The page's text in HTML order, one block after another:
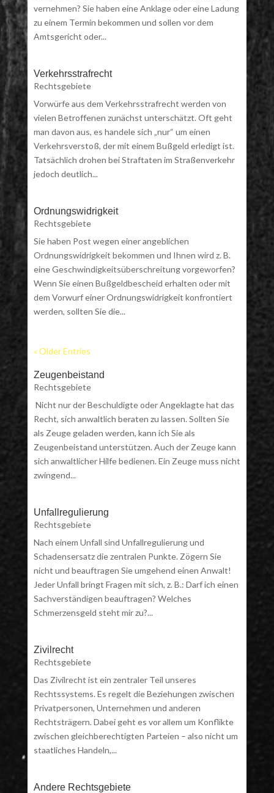
vernehmen? Sie haben eine Anklage oder eine Ladung
zu einem Termin bekommen und sollen vor dem
Amtsgericht oder...
Verkehrsstrafrecht
Rechtsgebiete
Vorwürfe aus dem Verkehrsstrafrecht werden von
vielen Betroffenen zunächst unterschätzt. Oft geht
man davon aus, es handele sich „nur“ um einen
Verkehrsverstoß, der mit einem Bußgeld erledigt ist.
Tatsächlich drohen bei Straftaten im Straßenverkehr
jedoch deutlich...
Ordnungswidrigkeit
Rechtsgebiete
Sie haben Post wegen einer angeblichen
Ordnungswidrigkeit bekommen und Ihnen wird z. B.
eine Geschwindigkeitsüberschreitung vorgeworfen?
Wenn Sie einen Bußgeldbescheid erhalten oder mit
dem Vorwurf einer Ordnungswidrigkeit konfrontiert
werden, sollten Sie die...
« Older Entries
Zeugenbeistand
Rechtsgebiete
Nicht nur der Beschuldigte oder Angeklagte hat das
Recht, sich anwaltlich beraten zu lassen. Sollten Sie
als Zeuge geladen werden, kann ich Sie als
Zeugenbeistand unterstützen. Auch der Zeuge kann
sich anwaltlicher Hilfe bedienen. Ein Zeuge muss nicht
zwingend...
Unfallregulierung
Rechtsgebiete
Nach einem Unfall sind Unfallregulierung und
Schadensersatz die zentralen Punkte. Zögern Sie
nicht und beauftragen Sie umgehend einen Anwalt!
Jeder Unfall bringt Fragen mit sich, z. B.: Darf ich einen
Sachverständigen beauftragen? Welches
Schmerzensgeld steht mir zu?...
Zivilrecht
Rechtsgebiete
Das Zivilrecht ist ein zentraler Teil unseres
Rechtssystems. Es regelt die Beziehungen zwischen
Privatpersonen, Unternehmen und anderen
Rechtsträgern. Dabei geht es vor allem um Konflikte
zwischen gleichberechtigten Parteien – also nicht um
staatliches Handeln,...
Andere Rechtsgebiete